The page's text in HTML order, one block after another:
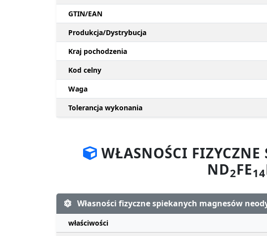
GTIN/EAN
Produkcja/Dystrybucja
Kraj pochodzenia
Kod celny
Waga
Tolerancja wykonania
WŁASNOŚCI
ND2FE14
Własności fizyczne spiekanych magnesów
właściwości